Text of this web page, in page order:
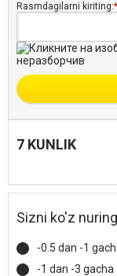
Rasmdagilarni kiriting:*
7 KUNLIK
Sizni ko'z
-0.5 dan -1
-1 dan -3 gacha